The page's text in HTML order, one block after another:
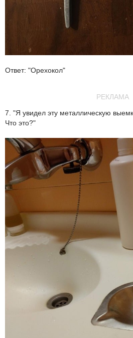
Ответ: "Орехокол"
РЕКЛАМА
7. "Я увидел эту металлическую
Что это?"